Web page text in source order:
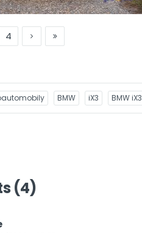
4
BMW iX3 BMW iX3
(4)